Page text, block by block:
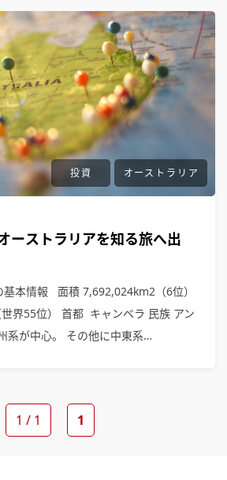
投資 オーストラリア
ーストラリアを知る旅へ出
基本情報 面積 7,692,024km2（6位）
界55位） 首都 キャンベラ 民族 アン
系が中心。 その他に中東系…
1 / 1 1